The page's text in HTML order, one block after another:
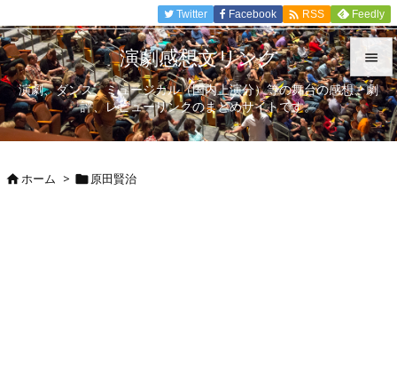


メニュ

Twitter Facebook  RSS Feedly
演劇感想文リンク
演劇、ダンス、ミュージカル（国内上演分）等の舞台の感想、劇
評、レビューリンクのまとめサイトです。
ホーム > 原田賢治